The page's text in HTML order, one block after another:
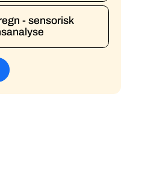
- sensorisk